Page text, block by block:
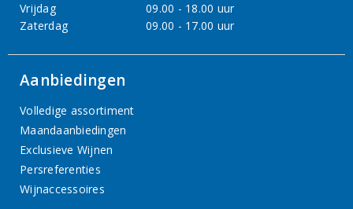
Vrijdag
09.00 - 18.00 uur
Zaterdag
09.00 - 17.00 uur
Aanbiedingen
Volledige assortiment
Maandaanbiedingen
Exclusieve Wijnen
Persreferenties
Wijnaccessoires